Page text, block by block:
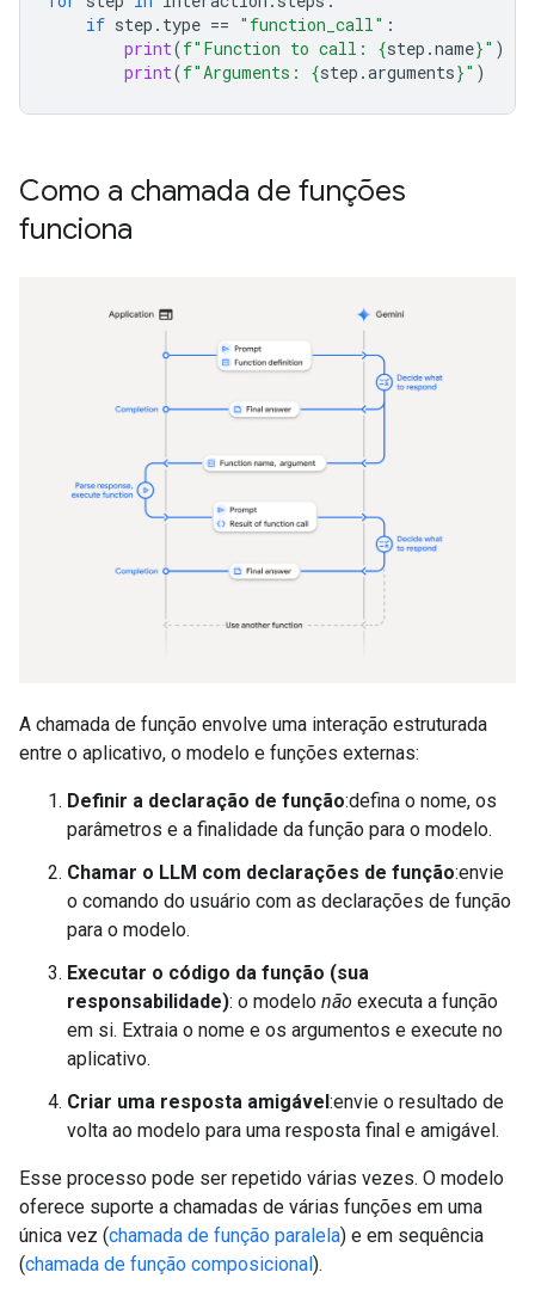
if step . type == "function_call" :
print(f"Function to call: {step .name}" )
print(f"Arguments: {step .arguments}" )
Como a chamada de funções
funciona
A chamada de função envolve uma interação estruturada
entre o aplicativo, o modelo e funções externas:
Definir a declaração de função:defina o nome, os
parâmetros e a finalidade da função para o modelo.
Chamar o LLM com declarações de função:envie
o comando do usuário com as declarações de função
para o modelo.
Executar o código da função (sua
responsabilidade): o modelo não executa a função
em si. Extraia o nome e os argumentos e execute no
aplicativo.
Criar uma resposta amigável :envie o resultado de
volta ao modelo para uma resposta final e amigável.
Esse processo pode ser repetido várias vezes. O modelo
oferece suporte a chamadas de várias funções em uma
única vez (chamada de função paralela) e em sequência
(chamada de função composicional ).